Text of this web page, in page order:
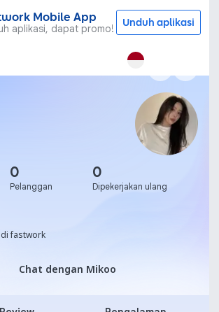
Mobile App
aplikasi, dapat promo! Unduh aplikasi
0
Pelanggan
0
Dipekerjakan ulang
fastwork
Mikoo
Chat dengan Mikoo